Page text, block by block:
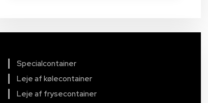
Specialcontainer
Leje af kølecontainer
Leje af frysecontainer